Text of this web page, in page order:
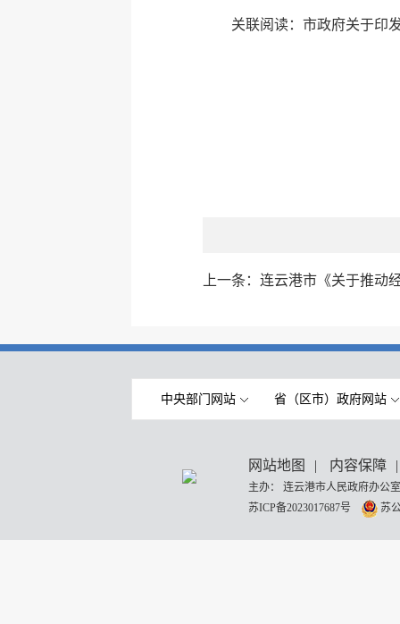
关联阅读： 市政府关于印
上一条： 连云港市《关于推动
中央部门网站 省（区市）政府网站
网站地图 | 内容保障 |
主办： 连云港市人民政府办
苏ICP备2023017687号
苏